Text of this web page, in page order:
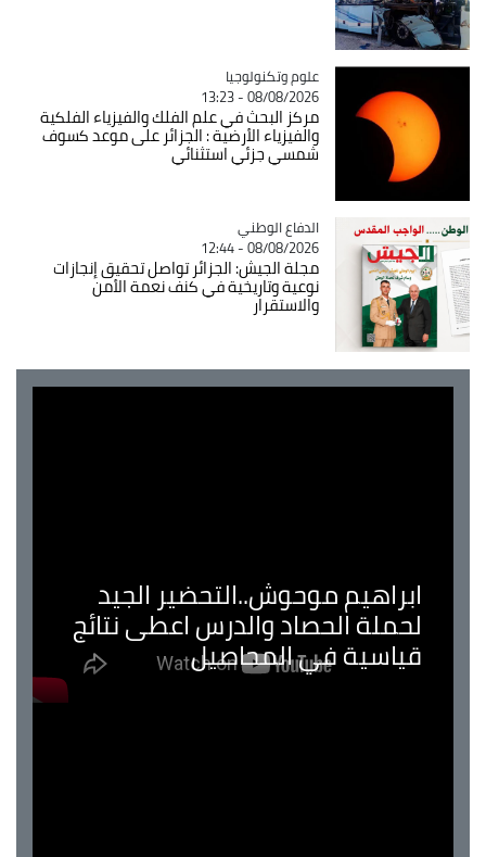
Catégorie
علوم وتكنولوجيا
08/08/2026 - 13:23
مركز البحث في علم الفلك والفيزياء الفلكية
والفيزياء الأرضية : الجزائر على موعد كسوف
شمسي جزئي استثنائي
Catégorie
الدفاع الوطني
08/08/2026 - 12:44
مجلة الجيش: الجزائر تواصل تحقيق إنجازات
نوعية وتاريخية في كنف نعمة الأمن
والاستقرار
ابراهيم موحوش..التحضير الجيد
لحملة الحصاد والدرس اعطى نتائج
قياسية في المحاصيل